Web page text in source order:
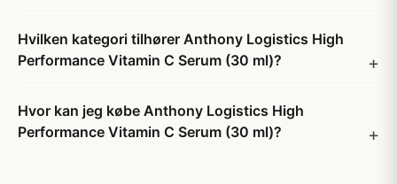
Hvilken kategori tilhører Anthony Logistics High
Performance Vitamin C Serum (30 ml)?
Hvor kan jeg købe Anthony Logistics High
Performance Vitamin C Serum (30 ml)?